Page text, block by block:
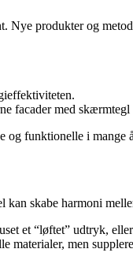
Nye produkter og
facader med skærmtegl
og funktionelle i mange
skabe harmoni
et “løftet” udtryk,
materialer, men